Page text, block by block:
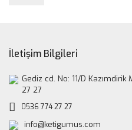
İletişim Bilgileri
Gediz cd. No: 11/D
27 27
0536 774 27 27
info@ketigumus.com